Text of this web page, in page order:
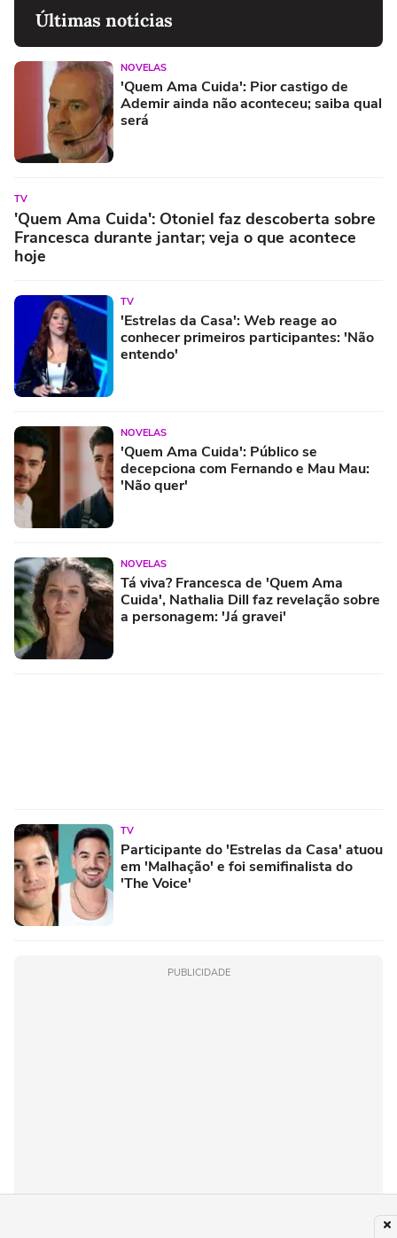
Últimas notícias
NOVELAS
'Quem Ama Cuida': Pior castigo de
Ademir ainda não aconteceu; saiba qual
será
TV
'Quem Ama Cuida': Otoniel faz descoberta sobre
Francesca durante jantar; veja o que acontece
hoje
TV
'Estrelas da Casa': Web reage ao
conhecer primeiros participantes: 'Não
entendo'
NOVELAS
'Quem Ama Cuida': Público se
decepciona com Fernando e Mau Mau:
'Não quer'
NOVELAS
Tá viva? Francesca de 'Quem Ama
Cuida', Nathalia Dill faz revelação sobre
a personagem: 'Já gravei'
TV
Participante do 'Estrelas da Casa' atuou
em 'Malhação' e foi semifinalista do
'The Voice'
PUBLICIDADE